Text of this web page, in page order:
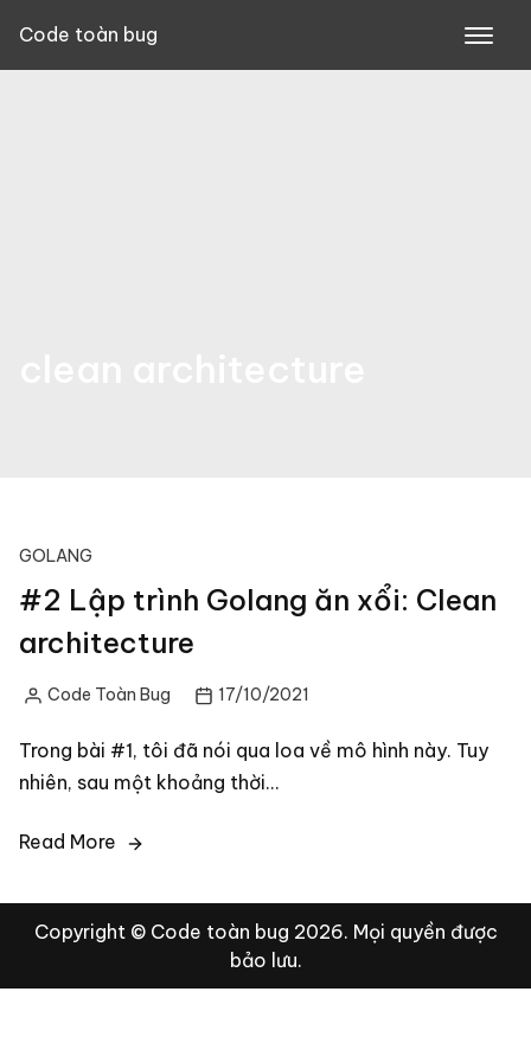
content
Code toàn bug
GOLANG
#2 Lập trình Golang ăn xổi: Clean
architecture
PostedCode Toàn Bug 17/10/2021
Trong bài #1, tôi đã nói qua loa về mô hình này. Tuy
nhiên, sau một khoảng thời…
Read More
Copyright © Code toàn bug 2026. Mọi quyền được
bảo lưu.